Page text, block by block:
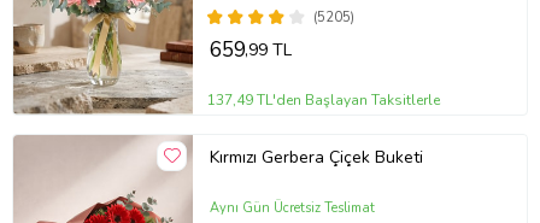
(5205)
659,99 TL
137,49 TL'den Başlayan Taksitlerle
Kırmızı Gerbera Çiçek Buketi
Aynı Gün Ücretsiz Teslimat